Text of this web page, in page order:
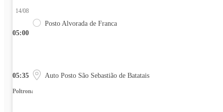
05:00
14/08
Posto Alvorada de Franca
05:35 Auto Posto São Sebastião de Batatais
Poltrona